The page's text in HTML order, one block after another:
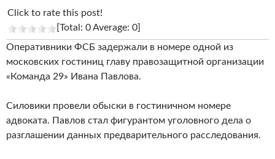
Click to rate this post!
[Total: 0 Average: 0]
Оперативники ФСБ задержали в номере одной из
московских гостиниц главу правозащитной организации
«Команда 29» Ивана Павлова.
Силовики провели обыски в гостиничном номере
адвоката. Павлов стал фигурантом уголовного дела о
разглашении данных предварительного расследования.